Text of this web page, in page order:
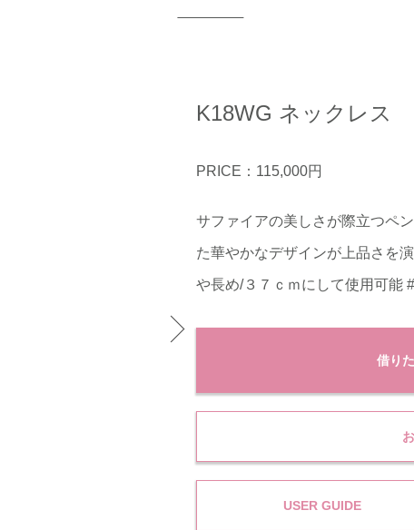
K18WG ネックレス
PRICE：115,000円
サファイアの美しさが際立つペ
た華やかなデザインが上品さを
や長め/３７ｃｍにして使用可能
借り
USER GUIDE